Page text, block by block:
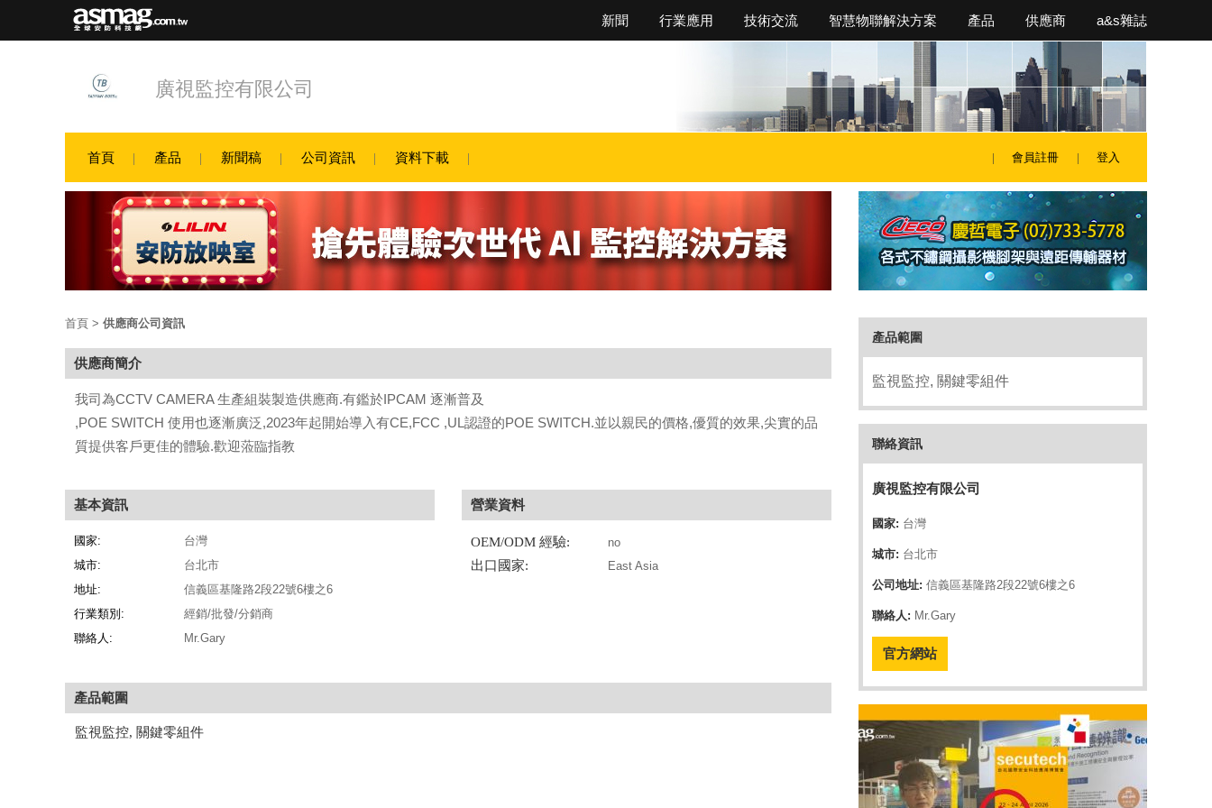
新聞 行業應用 技術交流 智慧物聯解決方案 產品 供應商 a&s雜誌
廣視監控有限公司
首頁 產品 新聞稿 公司資訊 資料下載 會員註冊 登入
產品範圍
監視監控, 關鍵零組件
聯絡資訊
廣視監控有限公司
國家: 台灣
城市: 台北市
公司地址: 信義區基隆路2段22號6樓之6
聯絡人: Mr.Gary
官方網站
首頁 > 供應商公司資訊
供應商簡介
我司為CCTV CAMERA 生產組裝製造供應商.有鑑於IPCAM 逐漸普及
,POE SWITCH 使用也逐漸廣泛,2023年起開始導入有CE,FCC ,UL認證的POE SWITCH.並以親民的價格,優質的效果,尖實的品
質提供客戶更佳的體驗.歡迎蒞臨指教
基本資訊
國家:
台灣
城市:
台北市
地址:
信義區基隆路2段22號6樓之6
行業類別:
經銷/批發/分銷商
聯絡人:
Mr.Gary
營業資料
OEM/ODM 經驗: no
出口國家: East Asia
產品範圍
監視監控, 關鍵零組件